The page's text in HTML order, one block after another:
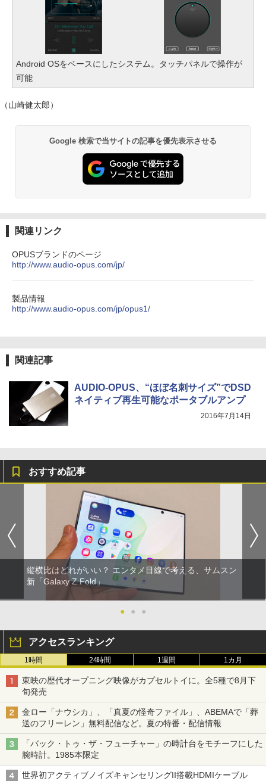
Android OSをベースにしたシステム。タッチパネルで操作が
可能
（山崎健太郎）
Google 検索で当サイトの記事を優先表示させる
関連リンク
OPUSブランドのページ
http://www.audio-opus.com/jp/
製品情報
http://www.audio-opus.com/jp/opus1/
関連記事
AUDIO-OPUS、“ほぼ名刺サイズ”でDSD
ネイティブ再生可能なポータブルアンプ
2016年7月14日
おすすめ記事
縦横比はどれがいい？ エンタメ目線で考える、サムスン
新「Galaxy Z Fold」
● ● ●
アクセスランキング
1時間 24時間 1週間 1カ月
東映の歴代オープニング映像がカプセルトイに。全5種で8月下
旬発売
金ロー「ナウシカ」、「真夏の怪奇ファイル」、ABEMAで「葬
送のフリーレン」無料配信など。夏の特番・配信情報
「バック・トゥ・ザ・フューチャー」の時計台をモチーフにした
腕時計。1985本限定
世界初アクティブノイズキャンセリングII搭載HDMIケーブル